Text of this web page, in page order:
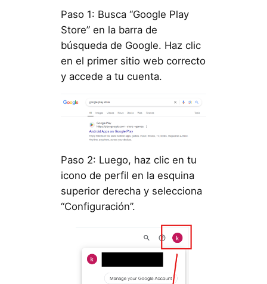
Paso 1: Busca “Google Play
Store” en la barra de
búsqueda de Google. Haz clic
en el primer sitio web correcto
y accede a tu cuenta.
Paso 2: Luego, haz clic en tu
icono de perfil en la esquina
superior derecha y selecciona
“Configuración”.